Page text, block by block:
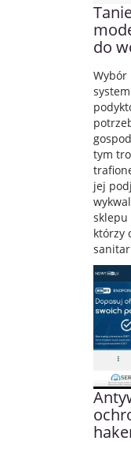
do
Wybór
tym
jej
sklepu
którzy